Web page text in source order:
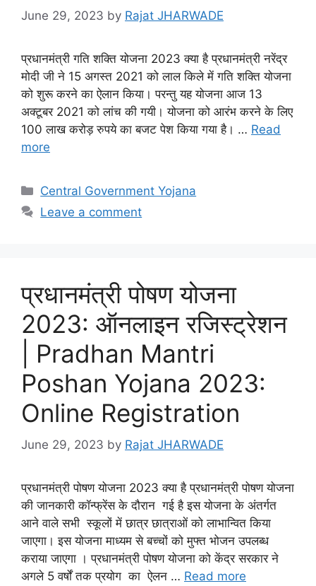
June 29, 2023 by Rajat JHARWADE
प्रधानमंत्री गति शक्ति योजना 2023 क्या है प्रधानमंत्री नरेंद्र
मोदी जी ने 15 अगस्त 2021 को लाल किले में गति शक्ति योजना
को शुरू करने का ऐलान किया। परन्तु यह योजना आज 13
अक्टूबर 2021 को लांच की गयी। योजना को आरंभ करने के लिए
100 लाख करोड़ रुपये का बजट पेश किया गया है। … Read
more
Categories
Central Government Yojana
Leave a comment
प्रधानमंत्री पोषण योजना
2023: ऑनलाइन रजिस्ट्रेशन
| Pradhan Mantri
Poshan Yojana 2023:
Online Registration
June 29, 2023 by Rajat JHARWADE
प्रधानमंत्री पोषण योजना 2023 क्या है प्रधानमंत्री पोषण योजना
की जानकारी कॉन्फ्रेंस के दौरान गई है इस योजना के अंतर्गत
आने वाले सभी स्कूलों में छात्र छात्राओं को लाभान्वित किया
जाएगा। इस योजना माध्यम से बच्चों को मुफ्त भोजन उपलब्ध
कराया जाएगा । प्रधानमंत्री पोषण योजना को केंद्र सरकार ने
अगले 5 वर्षों तक प्रयोग का ऐलन … Read more